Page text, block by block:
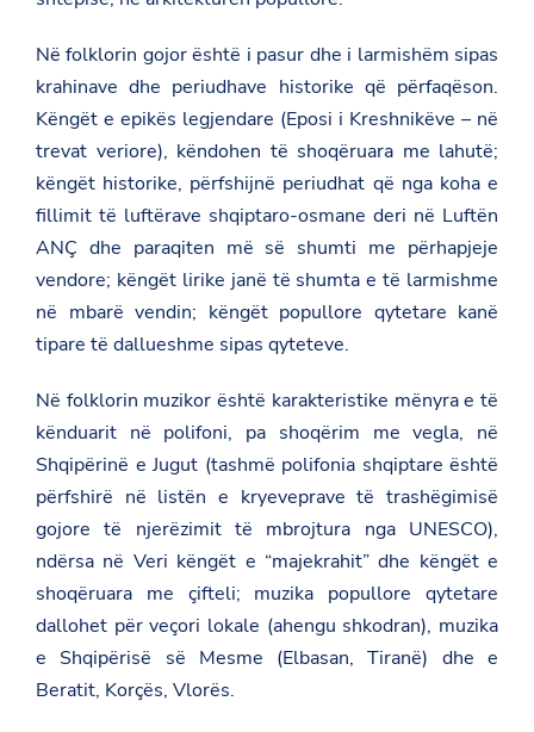
Në folklorin gojor është i pasur dhe i larmishëm sipas
krahinave dhe periudhave historike që përfaqëson.
Këngët e epikës legjendare (Eposi i Kreshnikëve – në
trevat veriore), këndohen të shoqëruara me lahutë;
këngët historike, përfshijnë periudhat që nga koha e
fillimit të luftërave shqiptaro-osmane deri në Luftën
ANÇ dhe paraqiten më së shumti me përhapjeje
vendore; këngët lirike janë të shumta e të larmishme
në mbarë vendin; këngët popullore qytetare kanë
tipare të dallueshme sipas qyteteve.
Në folklorin muzikor është karakteristike mënyra e të
kënduarit në polifoni, pa shoqërim me vegla, në
Shqipërinë e Jugut (tashmë polifonia shqiptare është
përfshirë në listën e kryeveprave të trashëgimisë
gojore të njerëzimit të mbrojtura nga UNESCO),
ndërsa në Veri këngët e “majekrahit” dhe këngët e
shoqëruara me çifteli; muzika popullore qytetare
dallohet për veçori lokale (ahengu shkodran), muzika
e Shqipërisë së Mesme (Elbasan, Tiranë) dhe e
Beratit, Korçës, Vlorës.